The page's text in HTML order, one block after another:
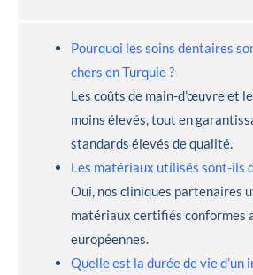
Pourquoi les soins dentaires
chers en Turquie ?
Les coûts de main-d’œuvre et
moins élevés, tout en
standards élevés de qualité.
Les matériaux utilisés sont-ils
Oui, nos cliniques partenaires
matériaux certifiés conformes
européennes.
Quelle est la durée de vie